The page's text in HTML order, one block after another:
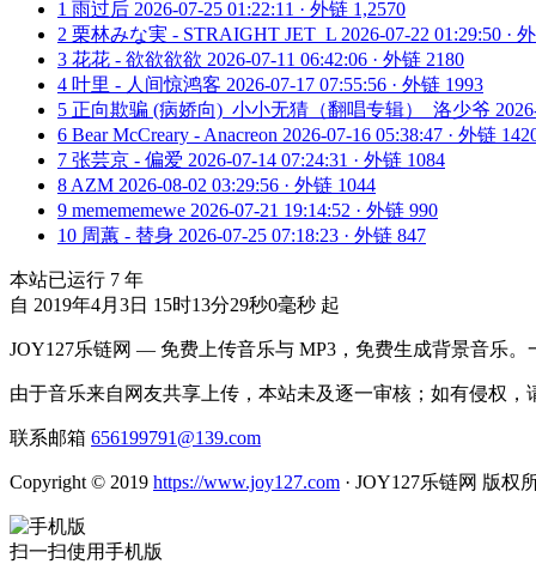
1 雨过后 2026-07-25 01:22:11 · 外链 1,2570
2 栗林みな実 - STRAIGHT JET_L 2026-07-22 01:29:50 ·
3 花花 - 欲欲欲欲 2026-07-11 06:42:06 · 外链 2180
4 叶里 - 人间惊鸿客 2026-07-17 07:55:56 · 外链 1993
5 正向欺骗 (病娇向)_小小无猜（翻唱专辑）_洛少爷
6 Bear McCreary - Anacreon 2026-07-16 05:38:47 · 外链
7 张芸京 - 偏爱 2026-07-14 07:24:31 · 外链 1084
8 AZM 2026-08-02 03:29:56 · 外链 1044
9 memememewe 2026-07-21 19:14:52 · 外链 990
10 周蕙 - 替身 2026-07-25 07:18:23 · 外链 847
本站已运行 7 年
自 2019年4月3日 15时13分29秒0毫秒 起
JOY127乐链网 — 免费上传音乐与 MP3，免费生成背景音乐
由于音乐来自网友共享上传，本站未及逐一审核；如有侵权
联系邮箱 656199791@139.com
Copyright © 2019 https://www.joy127.com · JOY127乐链网 版权
扫一扫使用手机版